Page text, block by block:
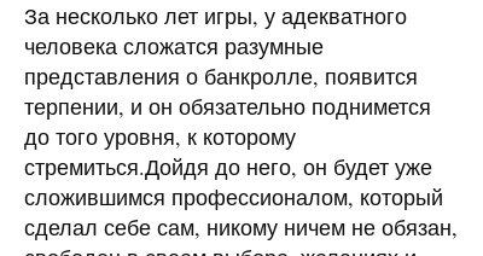
За несколько лет игры, у адекватного
человека сложатся разумные
представления о банкролле, появится
терпении, и он обязательно поднимется
до того уровня, к которому
стремиться.Дойдя до него, он будет уже
сложившимся профессионалом, который
сделал себе сам, никому ничем не обязан,